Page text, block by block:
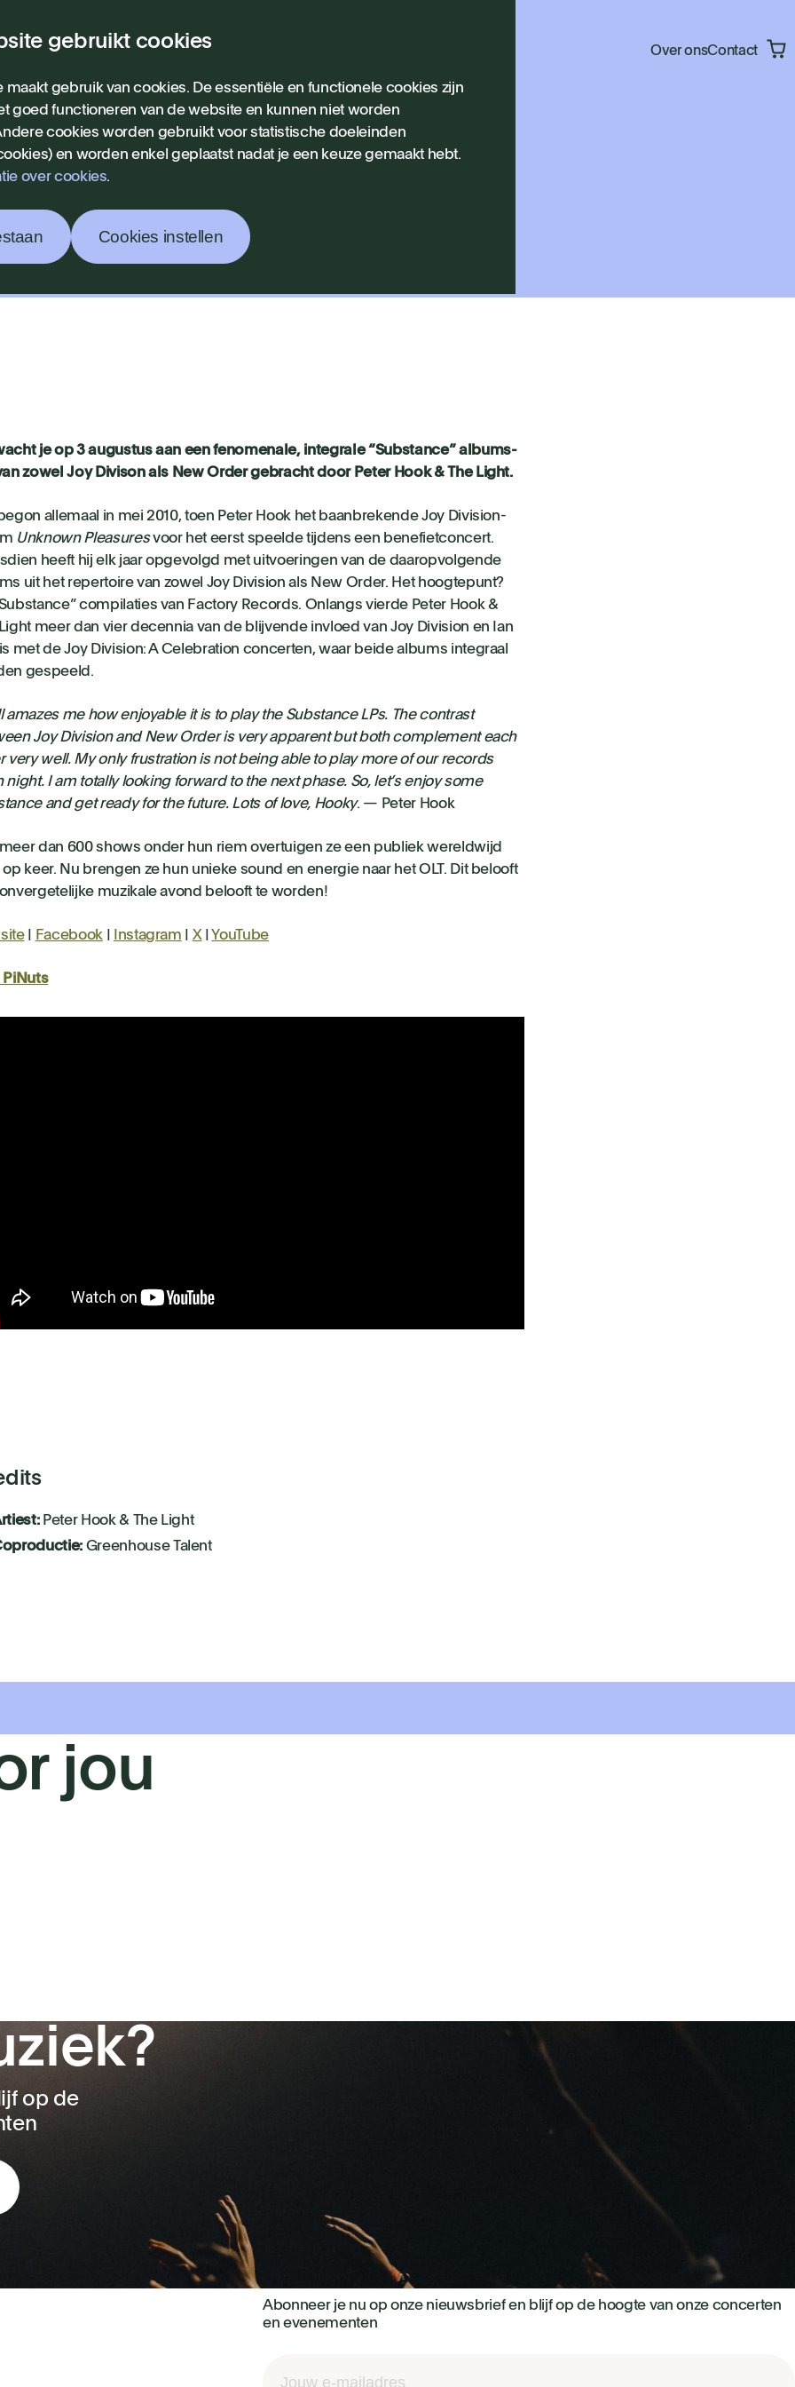
gebruikt cookies
maakt gebruik van cookies. De essentiële en functionele cookies zijn
goed functioneren van de website en kunnen niet worden
cookies worden gebruikt voor statistische doeleinden
en worden enkel geplaatst nadat je een keuze gemaakt hebt.
over cookies.
Cookies instellen
Over onsContact
je op 3 augustus aan een fenomenale, integrale “Substance” albums-
zowel Joy Divison als New Order gebracht door Peter Hook & The Light.
allemaal in mei 2010, toen Peter Hook het baanbrekende Joy Division-
Unknown Pleasuresvoor het eerst speelde tijdens een benefietconcert.
heeft hij elk jaar opgevolgd met uitvoeringen van de daaropvolgende
uit het repertoire van zowel Joy Division als New Order. Het hoogtepunt?
compilaties van Factory Records. Onlangs vierde Peter Hook &
meer dan vier decennia van de blijvende invloed van Joy Division en Ian
met de Joy Division: A Celebration concerten, waar beide albums integraal
gespeeld.
amazes me how enjoyable it is to play the Substance LPs. The contrast
Joy Division and New Order is very apparent but both complement each
very well. My only frustration is not being able to play more of our records
night. I am totally looking forward to the next phase. So, let’s enjoy some
and get ready for the future. Lots of love, Hooky. — Peter Hook
dan 600 shows onder hun riem overtuigen ze een publiek wereldwijd
op keer. Nu brengen ze hun unieke sound en energie naar het OLT. Dit belooft
muzikale avond belooft te worden!
| Facebook| Instagram X|YouTube
PiNuts
Peter Hook & The Light
Greenhouse Talent
jou
op de
Abonneer je nu op onze nieuwsbrief en blijf op de hoogte van onze concerten
en evenementen